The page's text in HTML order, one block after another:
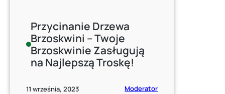
Przycinanie Drzewa
Brzoskwini – Twoje
Brzoskwinie Zasługują
na Najlepszą Troskę!
11 września, 2023 Moderator